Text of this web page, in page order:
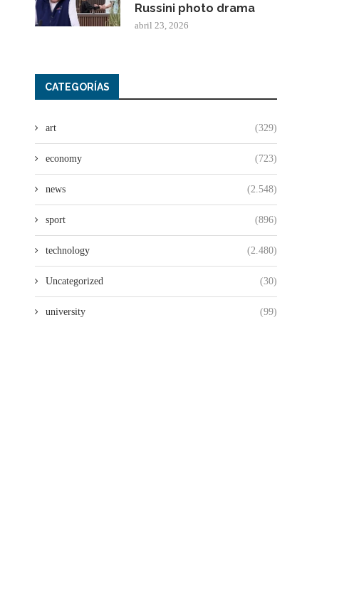
Russini photo drama
abril 23, 2026
CATEGORÍAS
art (329)
economy (723)
news (2.548)
sport (896)
technology (2.480)
Uncategorized (30)
university (99)